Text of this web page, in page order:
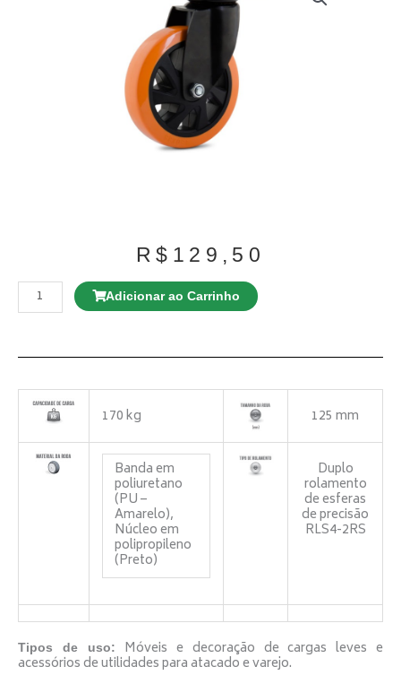
R$ 129,50
Rodízio
Adicionar ao Carrinho
170 kg 125 mm
Banda em
poliuretano
(PU –
Amarelo),
Núcleo em
polipropileno
(Preto)
Duplo
rolamento
de esferas
de precisão
RLS4-2RS
Tipos de uso: Móveis e decoração de cargas leves e
acessórios de utilidades para atacado e varejo.